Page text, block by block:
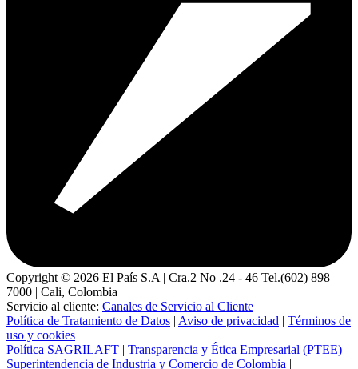
Copyright © 2026 El País S.A | Cra.2 No .24 - 46 Tel.(602) 898
7000 | Cali, Colombia
Servicio al cliente: Canales de Servicio al Cliente
Política de Tratamiento de Datos | Aviso de privacidad | Términos de
uso y cookies
Política SAGRILAFT | Transparencia y Ética Empresarial (PTEE)
Superintendencia de Industria y Comercio de Colombia |